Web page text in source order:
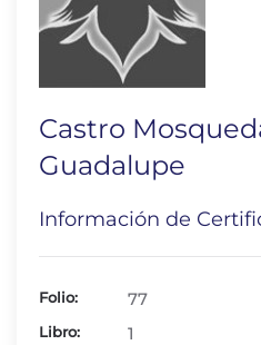
Castro
Guadalupe
Información de
Folio: 77
Libro: 1